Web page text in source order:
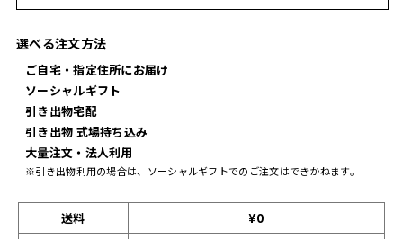
選べる注文方法
ご自宅・指定住所にお届け
ソーシャルギフト
引き出物宅配
引き出物 式場持ち込み
大量注文・法人利用
※引き出物利用の場合は、ソーシャルギフトでのご注文はできかねます。
送料
¥0